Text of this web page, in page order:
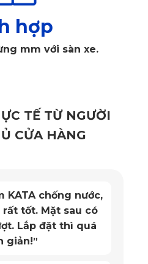
Benz GLS 450 4Matic 2025
lái
nâng tầm vẻ đẹp sang
với công nghệ sản xuất hiện
không xê dịch và tạo cảm
sử dụng.
hợp
mm với sàn xe.
TẾ TỪ NGƯỜI
CỬA HÀNG
KATA chống nước,
tốt. Mặt sau có
Lắp đặt thì quá
giản!”